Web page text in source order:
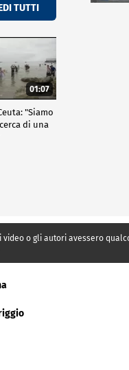
TUTTI
01:07
"Siamo
di una
o gli autori avessero